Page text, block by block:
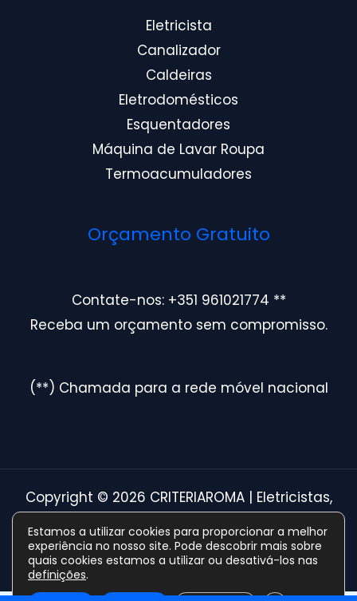
Eletricista
Canalizador
Caldeiras
Eletrodomésticos
Esquentadores
Máquina de Lavar Roupa
Termoacumuladores
Orçamento Gratuito
Contate-nos: +351 961021774 **
Receba um orçamento sem compromisso.
(**) Chamada para a rede móvel nacional
Copyright © 2026 CRITERIAROMA | Eletricistas,
Powered By Grow Local.
Estamos a utilizar cookies para proporcionar a melhor
experiência no nosso site. Pode descobrir mais sobre
quais cookies estamos a utilizar ou desativá-los nas
definições.